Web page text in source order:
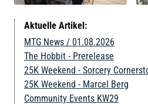
Aktuelle Artikel:
MTG News / 01.08.2026
The Hobbit - Prerelease
25K Weekend - Sorcery
25K Weekend - Marcel Berg
Community Events KW29